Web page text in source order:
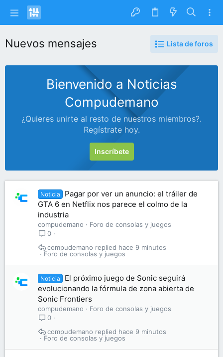
Nuevos mensajes Lista de foros
Bienvenido a Noticias
Compudemano
¿Quieres unirte al resto de nuestros miembros?.
Regístrate hoy.
Inscríbete
Noticia
Pagar por ver un anuncio: el tráiler de
GTA 6 en Netflix nos parece el colmo de la
industria
compudemano
Foro de consolas y juegos
0
Foro de consolas y juegos
hace 9 minutos
compudemano
Noticia
El próximo juego de Sonic seguirá
evolucionando la fórmula de zona abierta de
Sonic Frontiers
compudemano
Foro de consolas y juegos
0
Foro de consolas y juegos
hace 9 minutos
compudemano